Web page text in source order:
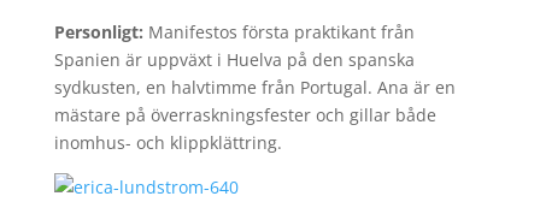
Personligt: Manifestos första praktikant från
Spanien är uppväxt i Huelva på den spanska
sydkusten, en halvtimme från Portugal. Ana är en
mästare på överraskningsfester och gillar både
inomhus- och klippklättring.